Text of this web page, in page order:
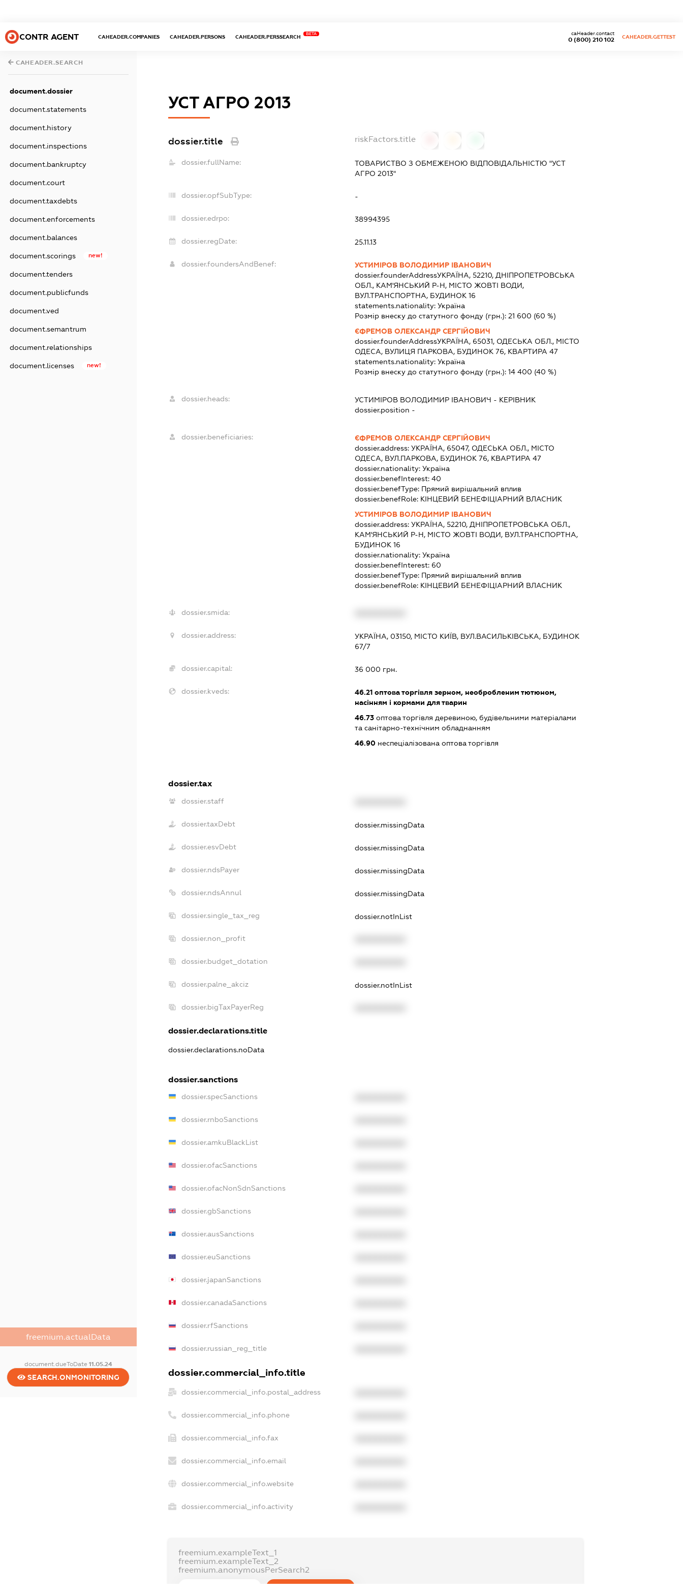
CONTR AGENT CAHEADER.COMPANIES CAHEADER.PERSONS CAHEADER.PERSSEARCH
BETA
0 (800) 210 102
caHeader.contact
CAHEADER.GETTEST
CAHEADER.SEARCH
document.dossier
document.statements
document.history
document.inspections
document.bankruptcy
document.court
document.taxdebts
document.enforcements
document.balances
document.scorings new!
document.tenders
document.publicfunds
document.ved
document.semantrum
document.relationships
document.licenses new!
freemium.actualData
document.dueToDate 11.05.24
SEARCH.ONMONITORING
УСТ АГРО 2013
dossier.title riskFactors.title
dossier.fullName:
ТОВАРИСТВО З ОБМЕЖЕНОЮ ВІДПОВІДАЛЬНІСТЮ "УСТ
АГРО 2013"
dossier.opfSubType: -
dossier.edrpo: 38994395
dossier.regDate: 25.11.13
dossier.foundersAndBenef:
УСТИМІРОВ ВОЛОДИМИР ІВАНОВИЧ
dossier.founderAddressУКРАЇНА, 52210, ДНІПРОПЕТРОВСЬКА
ОБЛ., КАМ'ЯНСЬКИЙ Р-Н, МІСТО ЖОВТІ ВОДИ,
ВУЛ.ТРАНСПОРТНА, БУДИНОК 16
statements.nationality:Україна
Розмір внеску до статутного фонду (грн.):21 600 (60 %)
ЄФРЕМОВ ОЛЕКСАНДР СЕРГІЙОВИЧ
dossier.founderAddressУКРАЇНА, 65031, ОДЕСЬКА ОБЛ., МІСТО
ОДЕСА, ВУЛИЦЯ ПАРКОВА, БУДИНОК 76, КВАРТИРА 47
statements.nationality:Україна
Розмір внеску до статутного фонду (грн.):14 400 (40 %)
dossier.heads: УСТИМІРОВ ВОЛОДИМИР ІВАНОВИЧ - КЕРІВНИК
dossier.position -
dossier.beneficiaries:
ЄФРЕМОВ ОЛЕКСАНДР СЕРГІЙОВИЧ
dossier.address:УКРАЇНА, 65047, ОДЕСЬКА ОБЛ., МІСТО
ОДЕСА, ВУЛ.ПАРКОВА, БУДИНОК 76, КВАРТИРА 47
dossier.nationality:Україна
dossier.benefInterest:40
dossier.benefType: Прямий вирішальний вплив
dossier.benefRole: КІНЦЕВИЙ БЕНЕФІЦІАРНИЙ ВЛАСНИК
УСТИМІРОВ ВОЛОДИМИР ІВАНОВИЧ
dossier.address:УКРАЇНА, 52210, ДНІПРОПЕТРОВСЬКА ОБЛ.,
КАМ'ЯНСЬКИЙ Р-Н, МІСТО ЖОВТІ ВОДИ, ВУЛ.ТРАНСПОРТНА,
БУДИНОК 16
dossier.nationality:Україна
dossier.benefInterest: 60
dossier.benefType: Прямий вирішальний вплив
dossier.benefRole: КІНЦЕВИЙ БЕНЕФІЦІАРНИЙ ВЛАСНИК
dossier.smida:
dossier.address:
УКРАЇНА, 03150, МІСТО КИЇВ, ВУЛ.ВАСИЛЬКІВСЬКА, БУДИНОК
67/7
dossier.capital: 36 000 грн.
dossier.kveds: 46.21 оптова торгівля зерном, необробленим тютюном,
насінням і кормами для тварин
46.73 оптова торгівля деревиною, будівельними матеріалами
та санітарно-технічним обладнанням
46.90 неспеціалізована оптова торгівля
dossier.tax
dossier.staff
dossier.taxDebt dossier.missingData
dossier.esvDebt dossier.missingData
dossier.ndsPayer dossier.missingData
dossier.ndsAnnul dossier.missingData
dossier.single_tax_reg dossier.notInList
dossier.non_profit
dossier.budget_dotation
dossier.palne_akciz dossier.notInList
dossier.bigTaxPayerReg
dossier.declarations.title
dossier.declarations.noData
dossier.sanctions
dossier.specSanctions
dossier.rnboSanctions
dossier.amkuBlackList
dossier.ofacSanctions
dossier.ofacNonSdnSanctions
dossier.gbSanctions
dossier.ausSanctions
dossier.euSanctions
dossier.japanSanctions
dossier.canadaSanctions
dossier.rfSanctions
dossier.russian_reg_title
dossier.commercial_info.title
dossier.commercial_info.postal_address
dossier.commercial_info.phone
dossier.commercial_info.fax
dossier.commercial_info.email
dossier.commercial_info.website
dossier.commercial_info.activity
freemium.exampleText_1
freemium.exampleText_2
freemium.anonymousPerSearch2